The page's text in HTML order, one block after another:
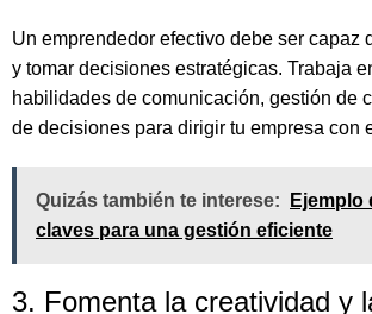
Un emprendedor efectivo debe ser capaz
y tomar decisiones estratégicas. Trabaja
habilidades de comunicación, gestión de
de decisiones para dirigir tu empresa con
Quizás también te interese:
Ejemplo
claves para una gestión eficiente
3. Fomenta la creatividad y